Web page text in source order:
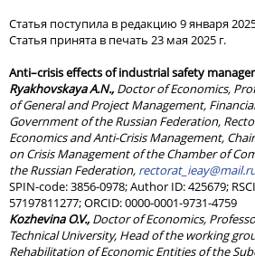
Статья поступила в редакцию 9 января
Статья принята в печать 23 мая 2025 г.
Anti–crisis effects of industrial safety
Ryakhovskaya A.N.,Doctor of Economics,
of General and Project Management,
Government of the Russian Federation,
Economics and Anti-Crisis Management,
on Crisis Management of the Chamber of
the Russian Federation,
SPIN-code: 3856-0978; Author ID: 425679;
57197811277; ORCID: 0000-0001-9731-4759
Kozhevina O.V.,Doctor of Economics,
Technical University, Head of the working
Rehabilitation of Economic Entities of the